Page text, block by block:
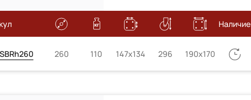
Наличие
260 110 147x134 296 190x170